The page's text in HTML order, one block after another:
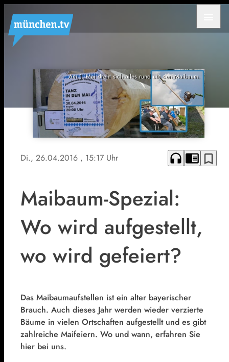
Am 1. Mai dreht sich alles rund um den Maibaum.
Di., 26.04.2016 , 15:17 Uhr headphones chrome_reader_mode bookmark_border
Maibaum-Spezial:
Wo wird aufgestellt,
wo wird gefeiert?
Das Maibaumaufstellen ist ein alter bayerischer
Brauch. Auch dieses Jahr werden wieder verzierte
Bäume in vielen Ortschaften aufgestellt und es gibt
zahlreiche Maifeiern. Wo und wann, erfahren Sie
hier bei uns.